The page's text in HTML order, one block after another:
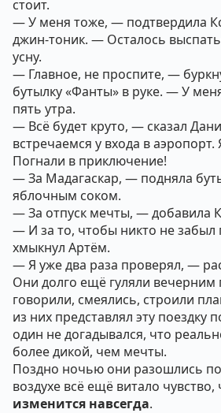
стоит.
— У меня тоже, — подтвердила
джин-тоник. — Осталось
усну.
— Главное, не проспите, —
бутылку «Фанты» в руке. — У
пять утра.
— Всё будет круто, — сказал
встречаемся у входа в аэропорт.
Погнали в приключение!
— За Мадагаскар, — подняла
яблочным соком.
— За отпуск мечты, — добавила
— И за то, чтобы никто не забыл
хмыкнул Артём.
— Я уже два раза проверял, —
Они долго ещё гуляли вечерним
говорили, смеялись, строили
из них представлял эту поездку
один не догадывался, что
более дикой, чем мечты.
Поздно ночью они разошлись
воздухе всё ещё витало чувство,
изменится навсегда.